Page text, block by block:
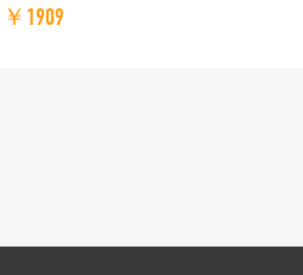
￥1909